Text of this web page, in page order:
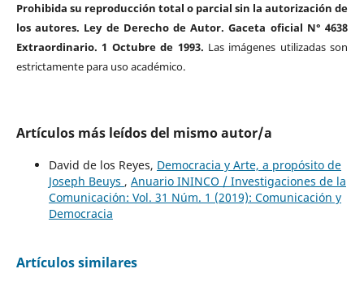
Prohibida su reproducción total o parcial sin la autorización de
los autores. Ley de Derecho de Autor. Gaceta oficial N° 4638
Extraordinario. 1 Octubre de 1993. Las imágenes utilizadas son
estrictamente para uso académico.
Artículos más leídos del mismo autor/a
David de los Reyes, Democracia y Arte, a propósito de
Joseph Beuys , Anuario ININCO / Investigaciones de la
Comunicación: Vol. 31 Núm. 1 (2019): Comunicación y
Democracia
Artículos similares